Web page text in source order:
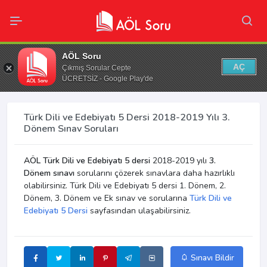
AÖL Soru
Çıkmış Sorular Cepte
ÜCRETSİZ - Google Play'de
AÇ
Türk Dili ve Edebiyatı 5 Dersi 2018-2019 Yılı 3.
Dönem Sınav Soruları
AÖL Türk Dili ve Edebiyatı 5 dersi 2018-2019 yılı 3.
Dönem sınavı sorularını çözerek sınavlara daha hazırlıklı
olabilirsiniz. Türk Dili ve Edebiyatı 5 dersi 1. Dönem, 2.
Dönem, 3. Dönem ve Ek sınav ve sorularına Türk Dili ve
Edebiyatı 5 Dersi sayfasından ulaşabilirsiniz.
Sınavı Bildir